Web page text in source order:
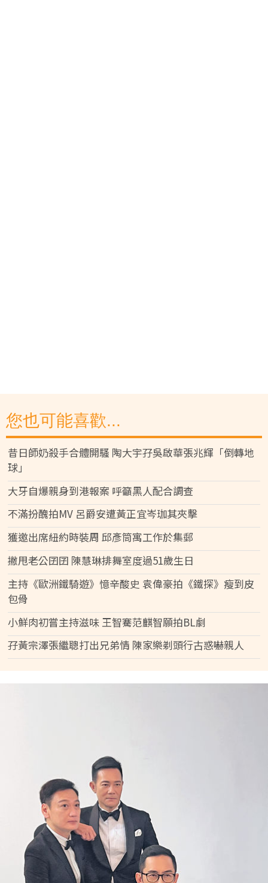
您也可能喜歡...
昔日師奶殺手合體開騷 陶大宇孖吳啟華張兆輝「倒轉地
球」
大牙自爆親身到港報案 呼籲黑人配合調查
不滿扮醜拍MV 呂爵安遭黃正宜岑珈其夾擊
獲邀出席紐約時裝周 邱彥筒寓工作於集郵
撇甩老公囝囝 陳慧琳排舞室度過51歲生日
主持《歐洲鐵騎遊》憶辛酸史 袁偉豪拍《鐵探》瘦到皮
包骨
小鮮肉初嘗主持滋味 王智騫范麒智願拍BL劇
孖黃宗澤張繼聰打出兄弟情 陳家樂剃頭行古惑嚇親人